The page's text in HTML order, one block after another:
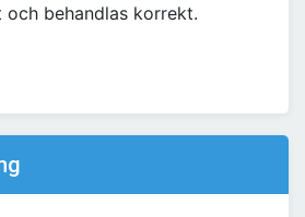
behandlas korrekt.